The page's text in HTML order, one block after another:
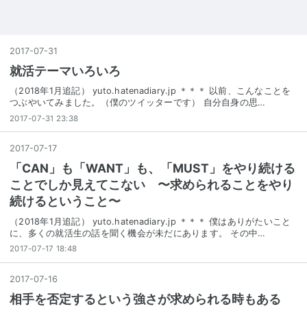
2017-07-31
就活テーマいろいろ
（2018年1月追記） yuto.hatenadiary.jp ＊＊＊ 以前、こんなことを
つぶやいてみました。（僕のツイッターです） 自分自身の思…
2017-07-31 23:38
2017-07-17
「CAN」も「WANT」も、「MUST」をやり続ける
ことでしか見えてこない 〜求められることをやり
続けるということ〜
（2018年1月追記） yuto.hatenadiary.jp ＊＊＊ 僕はありがたいこと
に、多くの就活生の話を聞く機会が未だにあります。 その中…
2017-07-17 18:48
2017-07-16
相手を否定するという強さが求められる時もある